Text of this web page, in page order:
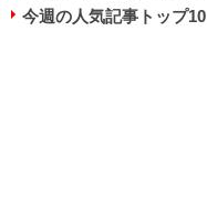
今週の人気記事トップ10